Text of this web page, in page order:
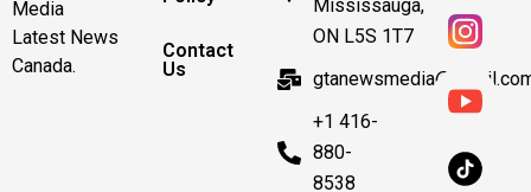
Media
Latest News
Canada.
Contact
Us
Mississauga,
ON L5S 1T7
+1 416-
880-
8538